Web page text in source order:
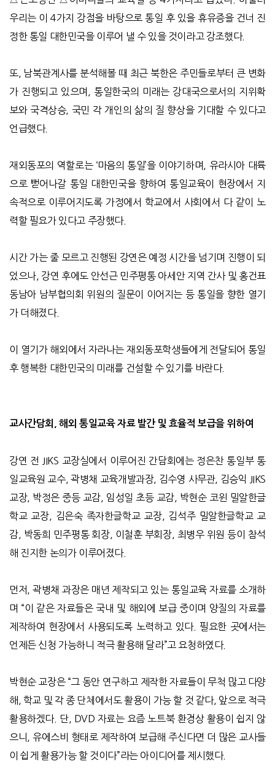
우리는 이 4가지 강점을 바탕으로 통일 후 있을 휴유증을 건너 진
정한 통일 대한민국을 이루어 낼 수 있을 것이라고 강조했다.
또, 남북관계사를 분석해볼 때 최근 북한은 주민들로부터 큰 변화
가 진행되고 있으며, 통일한국의 미래는 강대국으로서의 지위확
보와 국격상승, 국민 각 개인의 삶의 질 향상을 기대할 수 있다고
언급했다.
재외동포의 역할로는 ‘마음의 통일’을 이야기하며, 유라시아 대륙
으로 뻗어나갈 통일 대한민국을 향하여 통일교육이 현장에서 지
속적으로 이루어지도록 가정에서 학교에서 사회에서 다 같이 노
력할 필요가 있다고 주장했다.
시간 가는 줄 모르고 진행된 강연은 예정 시간을 넘기며 진행이 되
었으나, 강연 후에도 안선근 민주평통 아세안 지역 간사 및 홍건표
동남아 남부협의회 위원의 질문이 이어지는 등 통일을 향한 열기
가 더해졌다.
이 열기가 해외에서 자라나는 재외동포학생들에게 전달되어 통일
후 행복한 대한민국의 미래를 건설할 수 있기를 바란다.
교사간담회, 해외 통일교육 자료 발간 및 효율적 보급을 위하여
강연 전 JIKS 교장실에서 이루어진 간담회에는 정은찬 통일부 통
일교육원 교수, 곽병채 교육개발과장, 김수영 사무관, 김승익 JIKS
교장, 박정은 중등 교감, 임성일 초등 교감, 박현순 코윈 밀알한글
학교 교장, 김은숙 족자한글학교 교장, 김석주 밀알한글학교 교
감, 박동희 민주평통 회장, 이철훈 부회장, 최병우 위원 등이 참석
해 진지한 논의가 이루어졌다.
먼저, 곽병채 과장은 매년 제작되고 있는 통일교육 자료를 소개하
며 “이 같은 자료들은 국내 및 해외에 보급 중이며 양질의 자료를
제작하여 현장에서 사용되도록 노력하고 있다. 필요한 곳에서는
언제든 신청 가능하니 적극 활용해 달라”고 요청하였다.
박현순 교장은 “그 동안 연구하고 제작한 자료들이 무척 많고 다양
해, 학교 및 각 종 단체에서도 활용이 가능 할 것 같다, 앞으로 적극
활용하겠다. 단, DVD 자료는 요즘 노트북 환경상 활용이 쉽지 않
으니, 유에스비 형태로 제작하여 보급해 주신다면 더 많은 교사들
이 쉽게 활용가능 할 것이다”라는 아이디어를 제시했다.